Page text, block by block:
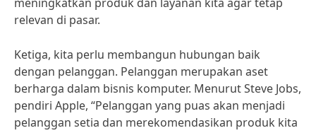
relevan di pasar.
Ketiga, kita perlu membangun hubungan baik
dengan pelanggan. Pelanggan merupakan aset
berharga dalam bisnis komputer. Menurut Steve Jobs,
pendiri Apple, “Pelanggan yang puas akan menjadi
pelanggan setia dan merekomendasikan produk kita